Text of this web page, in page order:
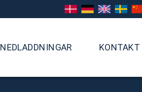
NEDLADDNINGAR KONTAKT
DANSKDEUTSCHENGLISHSVENSKA